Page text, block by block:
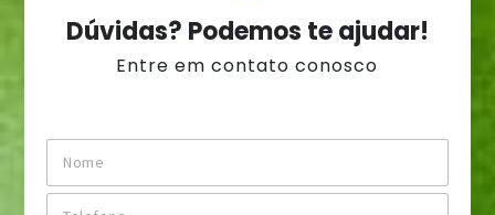
Dúvidas? Podemos te ajudar!
Entre em contato conosco
N
m
T